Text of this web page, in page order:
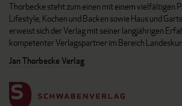
Thorbecke steht zum einen mit einem vielfältigen
Lifestyle, Kochen und Backen sowie Haus und
erweist sich der Verlag mit seiner langjährigen
kompetenter Verlagspartner im Bereich
Jan Thorbecke Verlag